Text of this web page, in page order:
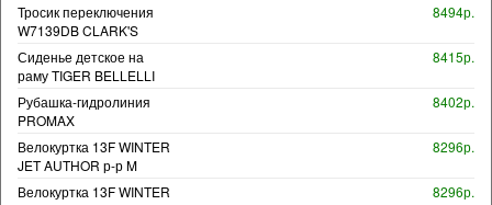
Тросик переключения
W7139DB CLARK'S
8494р.
Сиденье детское на
раму TIGER BELLELLI
8415р.
Рубашка-гидролиния
PROMAX
8402р.
Велокуртка 13F WINTER
JET AUTHOR р-р M
8296р.
Велокуртка 13F WINTER
8296р.